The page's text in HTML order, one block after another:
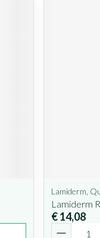
Lamiderm,
Lamiderm
€ 14,08